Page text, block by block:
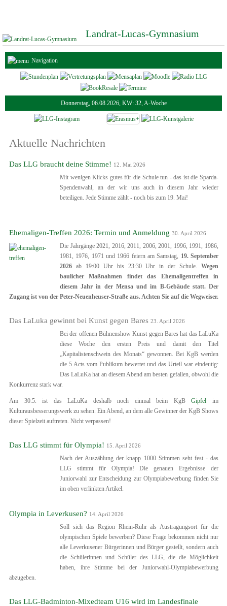
Landrat-Lucas-Gymnasium
Navigation
Donnerstag, 06.08.2026, KW: 32, A-Woche
Aktuelle Nachrichten
Das LLG braucht deine Stimme! 12. Mai 2026
Mit wenigen Klicks gutes für die Schule tun - das ist die Sparda-
Spendenwahl, an der wir uns auch in diesem Jahr wieder
beteiligen. Jede Stimme zählt - noch bis zum 19. Mai!
Ehemaligen-Treffen 2026: Termin und Anmeldung 30. April 2026
Die Jahrgänge 2021, 2016, 2011, 2006, 2001, 1996, 1991, 1986,
1981, 1976, 1971 und 1966 feiern am Samstag,
19. September
2026 ab 19:00 Uhr bis 23:30 Uhr in der Schule. Wegen
baulicher Maßnahmen findet das Ehemaligentreffen in
diesem Jahr in der Mensa und im B-Gebäude statt. Der
Zugang ist von der Peter-Neuenheuser-Straße aus. Achten Sie auf die Wegweiser.
Das LaLuka gewinnt bei Kunst gegen Bares 23. April 2026
Bei der offenen Bühnenshow Kunst gegen Bares hat das LaLuKa
diese Woche den ersten Preis und damit den Titel
„Kapitalistenschwein des Monats“ gewonnen. Bei KgB werden
die 5 Acts vom Publikum bewertet und das Urteil war eindeutig:
Das LaLuKa hat an diesem Abend am besten gefallen, obwohl die
Konkurrenz stark war.
Am 30.5. ist das LaLuKa deshalb noch einmal beim KgBGipfel im
Kulturausbesserungswerk zu sehen. Ein Abend, an dem alle Gewinner der KgB Shows
dieser Spielzeit auftreten. Nicht verpassen!
Das LLG stimmt für Olympia! 15. April 2026
Nach der Auszählung der knapp 1000 Stimmen seht fest - das
LLG stimmt für Olympia! Die genauen Ergebnisse der
Juniorwahl zur Entscheidung zur Olympiabewerbung finden Sie
im oben verlinkten Artikel.
Olympia in Leverkusen? 14. April 2026
Soll sich das Region Rhein-Ruhr als Austragungsort für die
olympischen Spiele bewerben? Diese Frage bekommen nicht nur
alle Leverkusener Bürgerinnen und Bürger gestellt, sondern auch
die Schülerinnen und Schüler des LLG, die die Möglichkeit
haben, ihre Stimme bei der Juniorwahl-Olympiabewerbung
abzugeben.
Das LLG-Badminton-Mixedteam U16 wird im Landesfinale